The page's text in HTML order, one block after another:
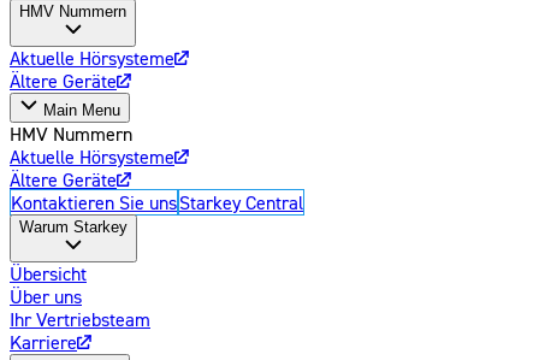
HMV Nummern
Aktuelle Hörsysteme
Ältere Geräte
Main Menu
HMV Nummern
Aktuelle Hörsysteme
Ältere Geräte
Kontaktieren Sie unsStarkey Central
Warum Starkey
Übersicht
Über uns
Ihr Vertriebsteam
Karriere